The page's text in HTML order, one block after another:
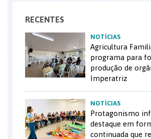
RECENTES
NOTÍCIAS
Agricultura
programa para
produção de
Imperatriz
NOTÍCIAS
Protagonismo
destaque em
continuada que